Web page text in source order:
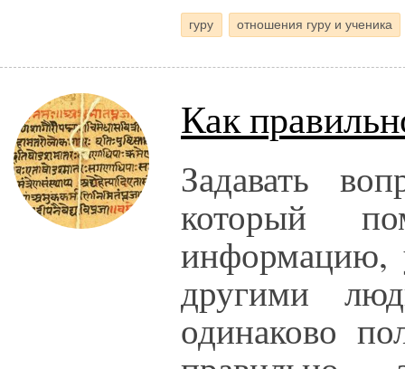
гуру отношения гуру и ученика
Как
Задавать
который
информацию,
другими
одинаково